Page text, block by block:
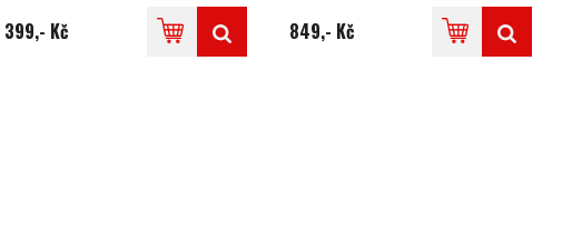
399,- Kč 849,- Kč